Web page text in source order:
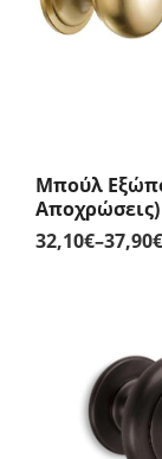
Μπούλ
Αποχρώσεις)
32,10€–37,90€